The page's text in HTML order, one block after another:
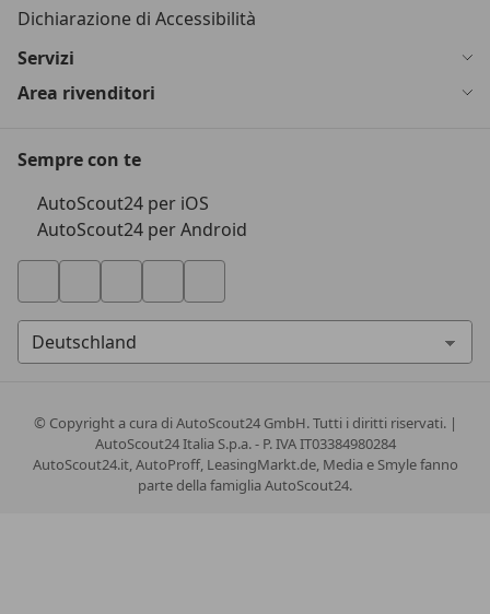
Dichiarazione di Accessibilità
Servizi
Area rivenditori
Sempre con te
AutoScout24 per iOS
AutoScout24 per Android
© Copyrighta cura di AutoScout24 GmbH. Tutti i diritti riservati. |
AutoScout24 Italia S.p.a. - P. IVA IT03384980284
AutoScout24.it, AutoProff, LeasingMarkt.de, Media e Smyle fanno
parte della famiglia AutoScout24.